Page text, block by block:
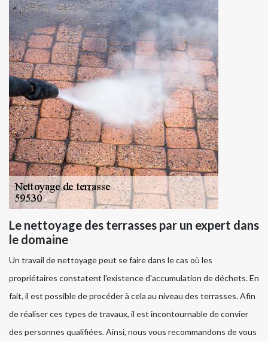
Le nettoyage des terrasses par un expert dans
le domaine
Un travail de nettoyage peut se faire dans le cas où les
propriétaires constatent l'existence d'accumulation de déchets. En
fait, il est possible de procéder à cela au niveau des terrasses. Afin
de réaliser ces types de travaux, il est incontournable de convier
des personnes qualifiées. Ainsi, nous vous recommandons de vous